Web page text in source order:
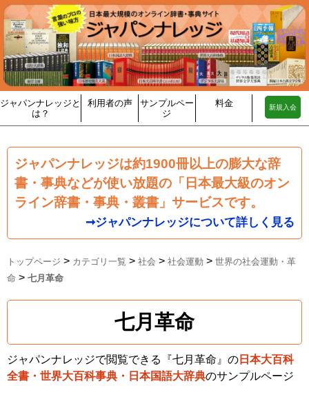
ジャパンナレッジと
は？
利用者の声
サンプルペー
ジ
料金 新規入会
ジャパンナレッジは約1900冊以上の膨大な辞
書・事典などが使い放題の「日本最大級のオン
ライン辞書・事典・叢書」サービスです。
➞ジャパンナレッジについて詳しく見る
トップページ > カテゴリ一覧 > 社会 > 社会運動 > 世界の社会運動・革
命 > 七月革命
七月革命
ジャパンナレッジで閲覧できる『七月革命』の 日本大百科
全書・世界大百科事典・日本国語大辞典のサンプルページ